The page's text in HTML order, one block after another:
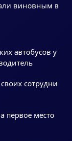
виновным в
автобусов у
сотрудни
первое место